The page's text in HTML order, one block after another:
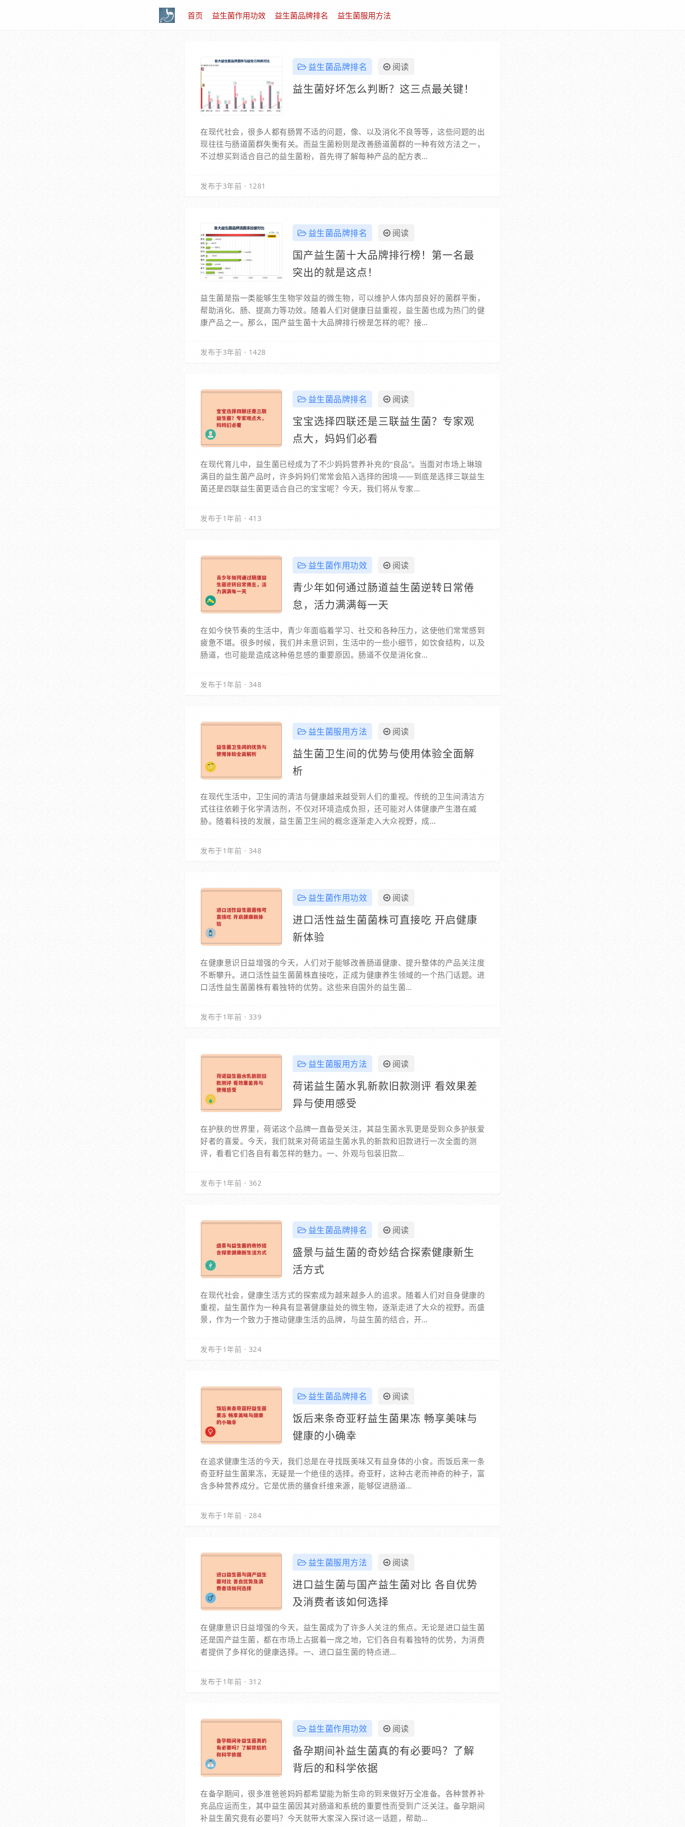
首页 益生菌作用功效 益生菌品牌排名 益生菌服用方法
益生菌品牌排名 阅读
益生菌好坏怎么判断？这三点最关键！
在现代社会，很多人都有肠胃不适的问题，像、以及消化不良等等，这些问题的出
现往往与肠道菌群失衡有关。而益生菌粉则是改善肠道菌群的一种有效方法之一，
不过想买到适合自己的益生菌粉，首先得了解每种产品的配方表…
发布于3年前 · 1281
益生菌品牌排名 阅读
国产益生菌十大品牌排行榜！第一名最
突出的就是这点！
益生菌是指一类能够生生物学效益的微生物，可以维护人体内部良好的菌群平衡，
帮助消化、肠、提高力等功效。随着人们对健康日益重视，益生菌也成为热门的健
康产品之一。那么，国产益生菌十大品牌排行榜是怎样的呢？接…
发布于3年前 · 1428
益生菌品牌排名 阅读
宝宝选择四联还是三联益生菌？专家观
点大，妈妈们必看
在现代育儿中，益生菌已经成为了不少妈妈营养补充的“良品”。当面对市场上琳琅
满目的益生菌产品时，许多妈妈们常常会陷入选择的困境——到底是选择三联益生
菌还是四联益生菌更适合自己的宝宝呢？今天，我们将从专家…
发布于1年前 · 413
益生菌作用功效 阅读
青少年如何通过肠道益生菌逆转日常倦
怠，活力满满每一天
在如今快节奏的生活中，青少年面临着学习、社交和各种压力，这使他们常常感到
疲惫不堪。很多时候，我们并未意识到，生活中的一些小细节，如饮食结构，以及
肠道，也可能是造成这种倦怠感的重要原因。肠道不仅是消化食…
发布于1年前 · 348
益生菌服用方法 阅读
益生菌卫生间的优势与使用体验全面解
析
在现代生活中，卫生间的清洁与健康越来越受到人们的重视。传统的卫生间清洁方
式往往依赖于化学清洁剂，不仅对环境造成负担，还可能对人体健康产生潜在威
胁。随着科技的发展，益生菌卫生间的概念逐渐走入大众视野，成…
发布于1年前 · 348
益生菌作用功效 阅读
进口活性益生菌菌株可直接吃 开启健康
新体验
在健康意识日益增强的今天，人们对于能够改善肠道健康、提升整体的产品关注度
不断攀升。进口活性益生菌菌株直接吃，正成为健康养生领域的一个热门话题。进
口活性益生菌菌株有着独特的优势。这些来自国外的益生菌…
发布于1年前 · 339
益生菌服用方法 阅读
荷诺益生菌水乳新款旧款测评 看效果差
异与使用感受
在护肤的世界里，荷诺这个品牌一直备受关注，其益生菌水乳更是受到众多护肤爱
好者的喜爱。今天，我们就来对荷诺益生菌水乳的新款和旧款进行一次全面的测
评，看看它们各自有着怎样的魅力。一、外观与包装旧款…
发布于1年前 · 362
益生菌品牌排名 阅读
盛景与益生菌的奇妙结合探索健康新生
活方式
在现代社会，健康生活方式的探索成为越来越多人的追求。随着人们对自身健康的
重视，益生菌作为一种具有显著健康益处的微生物，逐渐走进了大众的视野。而盛
景，作为一个致力于推动健康生活的品牌，与益生菌的结合，开…
发布于1年前 · 324
益生菌品牌排名 阅读
饭后来条奇亚籽益生菌果冻 畅享美味与
健康的小确幸
在追求健康生活的今天，我们总是在寻找既美味又有益身体的小食。而饭后来一条
奇亚籽益生菌果冻，无疑是一个绝佳的选择。奇亚籽，这种古老而神奇的种子，富
含多种营养成分。它是优质的膳食纤维来源，能够促进肠道…
发布于1年前 · 284
益生菌服用方法 阅读
进口益生菌与国产益生菌对比 各自优势
及消费者该如何选择
在健康意识日益增强的今天，益生菌成为了许多人关注的焦点。无论是进口益生菌
还是国产益生菌，都在市场上占据着一席之地，它们各自有着独特的优势，为消费
者提供了多样化的健康选择。一、进口益生菌的特点进…
发布于1年前 · 312
益生菌作用功效 阅读
备孕期间补益生菌真的有必要吗？了解
背后的和科学依据
在备孕期间，很多准爸爸妈妈都希望能为新生命的到来做好万全准备。各种营养补
充品应运而生，其中益生菌因其对肠道和系统的重要性而受到广泛关注。备孕期间
补益生菌究竟有必要吗？今天就带大家深入探讨这一话题，帮助…